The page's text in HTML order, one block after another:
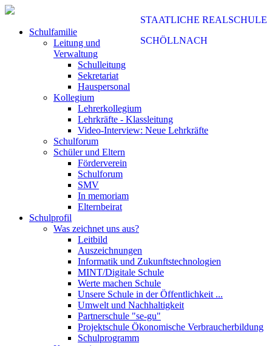
STAATLICHE REALSCHULE
SCHÖLLNACH
Schulfamilie
Leitung und
Verwaltung
Schulleitung
Sekretariat
Hauspersonal
Kollegium
Lehrerkollegium
Lehrkräfte - Klassleitung
Video-Interview: Neue Lehrkräfte
Schulforum
Schüler und Eltern
Förderverein
Schulforum
SMV
In memoriam
Elternbeirat
Schulprofil
Was zeichnet uns aus?
Leitbild
Auszeichnungen
Informatik und Zukunftstechnologien
MINT/Digitale Schule
Werte machen Schule
Unsere Schule in der Öffentlichkeit ...
Umwelt und Nachhaltigkeit
Partnerschule "se-gu"
Projektschule Ökonomische Verbraucherbildung
Schulprogramm